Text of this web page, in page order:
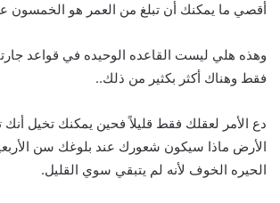
أقصي ما يمكنك أن تبلغ من العمر هو الخمسون
وهذه هلي ليست القاعده الوحيده في قواعد
فقط وهناك أكثر بكثير من ذلك..
دع الأمر لعقلك فقط قليلاً فحين يمكنك تخيل
الأرض ماذا سيكون شعورك عند بلوغك سن
الحيره الخوف لأنه لم يتبقي سوي القليل.